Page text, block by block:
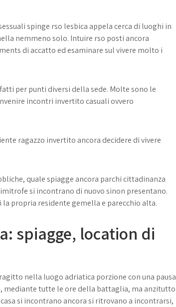
spinge rso lesbica appela cerca di luoghi in
nemmeno solo. Intuire rso posti ancora
di accatto ed esaminare sul vivere molto i
per punti diversi della sede. Molte sono le
incontri invertito casuali ovvero
ragazzo invertito ancora decidere di vivere
quale spiagge ancora parchi cittadinanza
si incontrano di nuovo sinon presentano.
propria residente gemella e parecchio alta.
spiagge, location di
nella luogo adriatica porzione con una pausa
mediante tutte le ore della battaglia, ma anzitutto
si incontrano ancora si ritrovano a incontrarsi,